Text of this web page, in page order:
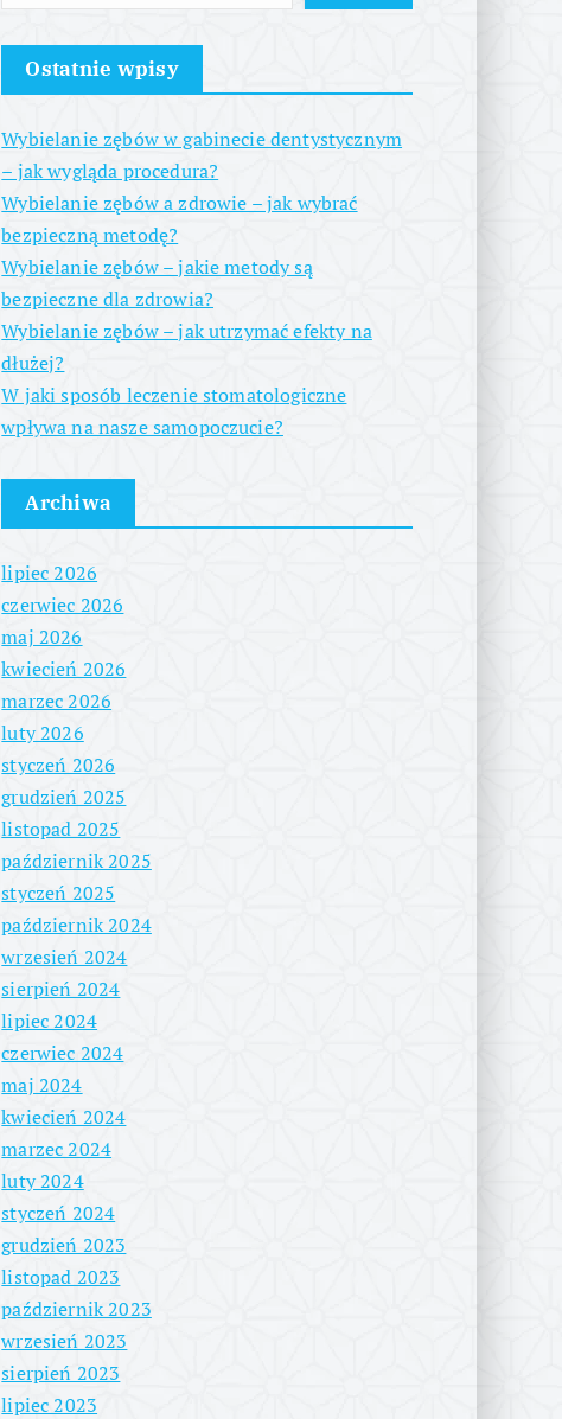
Ostatnie wpisy
Wybielanie zębów w gabinecie dentystycznym
– jak wygląda procedura?
Wybielanie zębów a zdrowie – jak wybrać
bezpieczną metodę?
Wybielanie zębów – jakie metody są
bezpieczne dla zdrowia?
Wybielanie zębów – jak utrzymać efekty na
dłużej?
W jaki sposób leczenie stomatologiczne
wpływa na nasze samopoczucie?
Archiwa
lipiec 2026
czerwiec 2026
maj 2026
kwiecień 2026
marzec 2026
luty 2026
styczeń 2026
grudzień 2025
listopad 2025
październik 2025
styczeń 2025
październik 2024
wrzesień 2024
sierpień 2024
lipiec 2024
czerwiec 2024
maj 2024
kwiecień 2024
marzec 2024
luty 2024
styczeń 2024
grudzień 2023
listopad 2023
październik 2023
wrzesień 2023
sierpień 2023
lipiec 2023